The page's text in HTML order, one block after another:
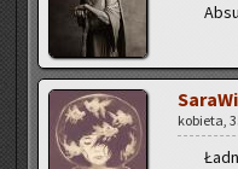
ko­bie­ta,